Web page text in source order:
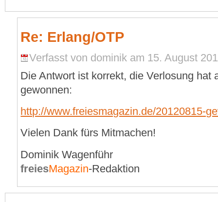
Re: Erlang/OTP
Verfasst von dominik am 15. August
Die Antwort ist korrekt, die Verlosung hat
gewonnen:
http://www.freiesmagazin.de/20120815-
Vielen Dank fürs Mitmachen!
Dominik Wagenführ
freiesMagazin-Redaktion